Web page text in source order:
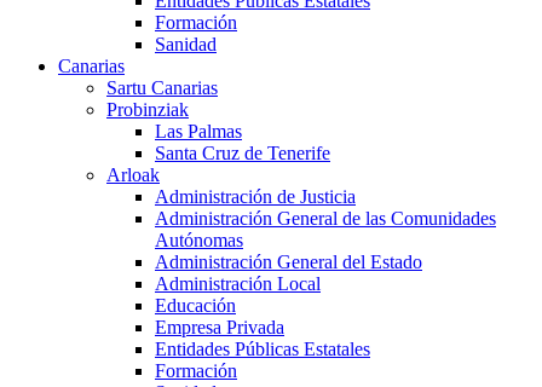
Formación
Sanidad
Canarias
Sartu Canarias
Probinziak
Las Palmas
Santa Cruz de Tenerife
Arloak
Administración de Justicia
Administración General de las Comunidades
Autónomas
Administración General del Estado
Administración Local
Educación
Empresa Privada
Entidades Públicas Estatales
Formación